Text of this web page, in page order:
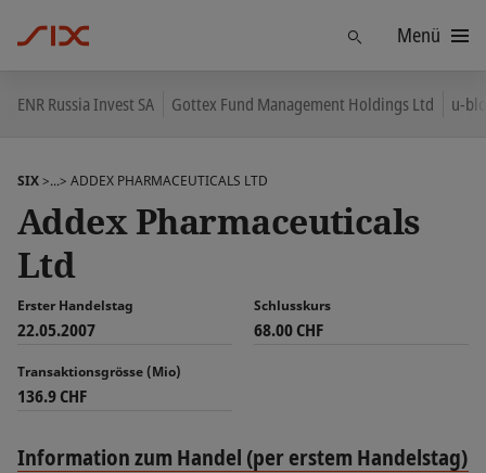
FindenMenü
ENR Russia Invest SA Gottex Fund Management Holdings Ltd u-
SIX>...> ADDEX PHARMACEUTICALS LTD
Addex Pharmaceuticals
Ltd
Erster Handelstag
22.05.2007
Schlusskurs
68.00 CHF
Transaktionsgrösse (Mio)
136.9 CHF
Information zum Handel (per erstem Handelstag)